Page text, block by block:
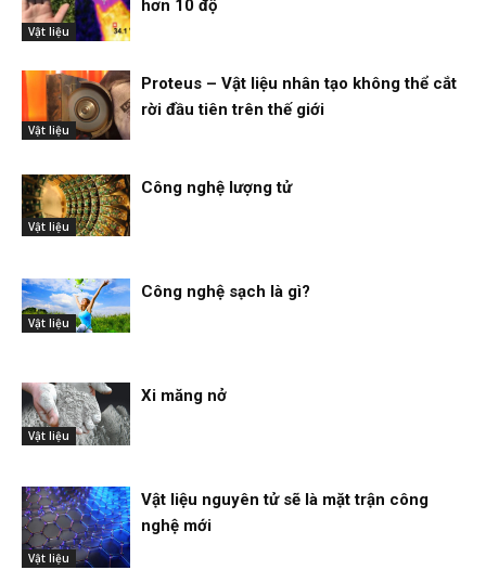
Vật liệu
hơn 10 độ
Vật liệu
Proteus – Vật liệu nhân tạo không thể cắt
rời đầu tiên trên thế giới
Vật liệu
Công nghệ lượng tử
Vật liệu
Công nghệ sạch là gì?
Vật liệu
Xi măng nở
Vật liệu
Vật liệu nguyên tử sẽ là mặt trận công
nghệ mới